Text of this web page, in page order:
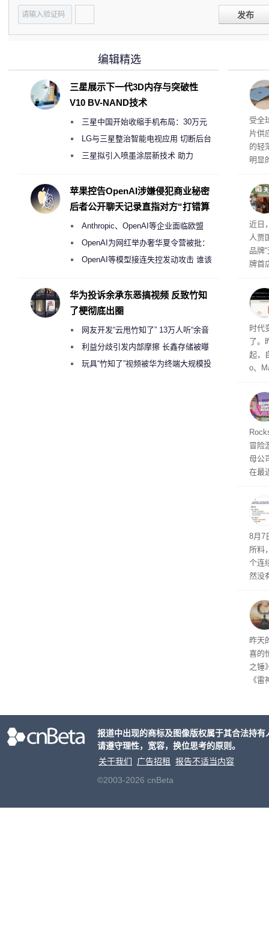
发布
交
受全
片供
的轻
明显
肉
近日
人贾
品牌
牌首
者
与西
时代
了。
起，
o、
和
命令
起
防御
气将
发效
期
冒险
母公
在最
ss
悄
8月7
所料
个连
然没
有
着——
线
昨天
喜的
之锤
《
编辑精选
三星展示下一代3D内存与突破性
V10 BV-NAND技术
三星中国开始收缩手机布局：30万元
月销售额不达标门店 将被逐步清退
LG与三星整治智能电视应用 切断后台
偷偷共享带宽的违规行为
三星拟引入喷墨涂层新技术 助力
度
苹果控告OpenAI涉嫌侵犯商业秘密
后者公开聊天记录直指对方“打错算
Anthropic、OpenAI等企业面临欧盟
《人工智能法案》全新执法权限审查
OpenAI为网红举办奢华夏令营被批：
2000美元一晚 遭讽“反乌托邦”
OpenAI等模型接连失控发动攻击 谁该
华为投诉余承东恶搞视频 反致竹知
了梗彻底出圈
网友开发“云甩竹知了” 13万人听“余音
绕梁”利益分歧引发内部摩擦 长鑫存储被曝
曾将华为驻场工程师驱逐出研发基地
玩具“竹知了”视频被华为终端大规模投
报道中出现的商标及图像版权属于其合法持
请遵守理性，宽容，换位思考的原则。
关于我们
广告招租
报告不适当内容
©2003-2026 cnBeta